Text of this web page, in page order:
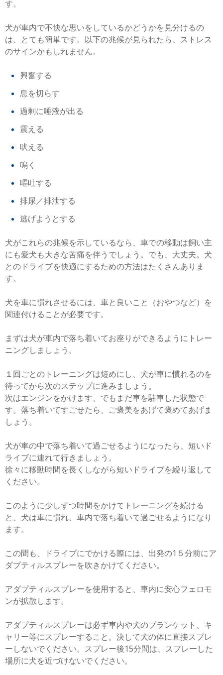
す。
犬が車内で不快な思いをしているかどうかを見分けるの
は、とても簡単です。以下の兆候が見られたら、ストレス
のサインかもしれません。
興奮する
息を切らす
過剰に唾液が出る
震える
吠える
鳴く
嘔吐する
排尿／排泄する
逃げようとする
犬がこれらの兆候を示しているなら、車での移動は飼い主
にも愛犬も大きな苦痛を伴うでしょう。でも、大丈夫。犬
とのドライブを快適にするための方法はたくさんありま
す。
犬を車に慣れさせるには、車と良いこと（おやつなど）を
関連付けることが必要です。
まずは犬が車内で落ち着いてお座りができるようにトレー
ニングしましょう。
１回ごとのトレーニングは短めにし、犬が車に慣れるのを
待ってから次のステップに進みましょう。
次はエンジンをかけます、でもまだ車を駐車した状態で
す。落ち着いてすごせたら、ご褒美をあげて褒めてあげま
しょう。
犬が車の中で落ち着いて過ごせるようになったら、短いド
ライブに連れて行きましょう。
徐々に移動時間を長くしながら短いドライブを繰り返して
ください。
このように少しずつ時間をかけてトレーニングを続ける
と、犬は車に慣れ、車内で落ち着いて過ごせるようになり
ます。
この間も、ドライブにでかける際には、出発の1５分前にア
ダプティルスプレーを吹きかけてください。
アダプティルスプレーを使用すると、車内に安心フェロモ
ンが拡散します。
アダプティルスプレーは必ず車内や犬のブランケット、キ
ャリー等にスプレーすること。決して犬の体に直接スプレ
ーしないでください。スプレー後15分間は、スプレーした
場所に犬を近づけないでください。